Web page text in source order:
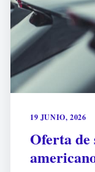
19 JUNIO, 2026
Oferta de